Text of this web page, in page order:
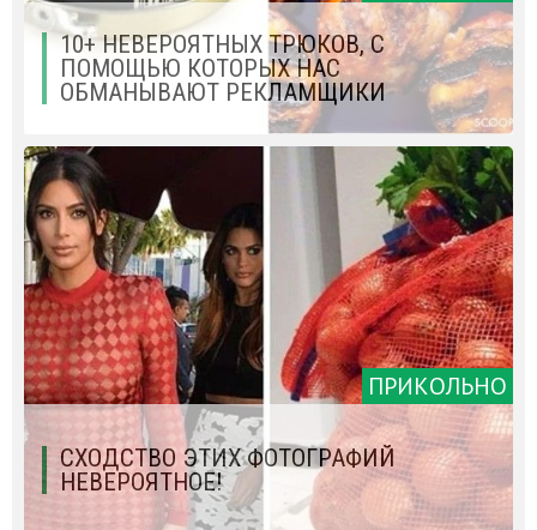
10+ НЕВЕРОЯТНЫХ ТРЮКОВ, С
ПОМОЩЬЮ КОТОРЫХ НАС
ОБМАНЫВАЮТ РЕКЛАМЩИКИ
ПРИКОЛЬНО
СХОДСТВО ЭТИХ ФОТОГРАФИЙ
НЕВЕРОЯТНОЕ!